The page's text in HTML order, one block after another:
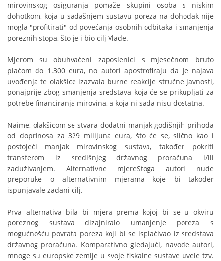
mirovinskog osiguranja pomaže skupini osoba s niskim
dohotkom, koja u sadašnjem sustavu poreza na dohodak nije
mogla "profitirati" od povećanja osobnih odbitaka i smanjenja
poreznih stopa, što je i bio cilj Vlade.
Mjerom su obuhvaćeni zaposlenici s mjesečnom bruto
plaćom do 1.300 eura, no autori apostrofiraju da je najava
uvođenja te olakšice izazvala burne reakcije stručne javnosti,
ponajprije zbog smanjenja sredstava koja će se prikupljati za
potrebe financiranja mirovina, a koja ni sada nisu dostatna.
Naime, olakšicom se stvara dodatni manjak godišnjih prihoda
od doprinosa za 329 milijuna eura, što će se, slično kao i
postojeći manjak mirovinskog sustava, također pokriti
transferom iz središnjeg državnog proračuna i/ili
zaduživanjem. Alternativne mjereStoga autori nude
preporuke o alternativnim mjerama koje bi također
ispunjavale zadani cilj.
Prva alternativa bila bi mjera prema kojoj bi se u okviru
poreznog sustava dizajniralo umanjenje poreza s
mogućnošću povrata poreza koji bi se isplaćivao iz sredstava
državnog proračuna. Komparativno gledajući, navode autori,
mnoge su europske zemlje u svoje fiskalne sustave uvele tzv.